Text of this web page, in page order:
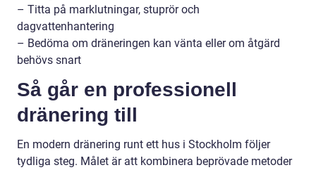
– Titta på marklutningar, stuprör och
dagvattenhantering
– Bedöma om dräneringen kan vänta eller om åtgärd
behövs snart
Så går en professionell
dränering till
En modern dränering runt ett hus i Stockholm följer
tydliga steg. Målet är att kombinera beprövade metoder